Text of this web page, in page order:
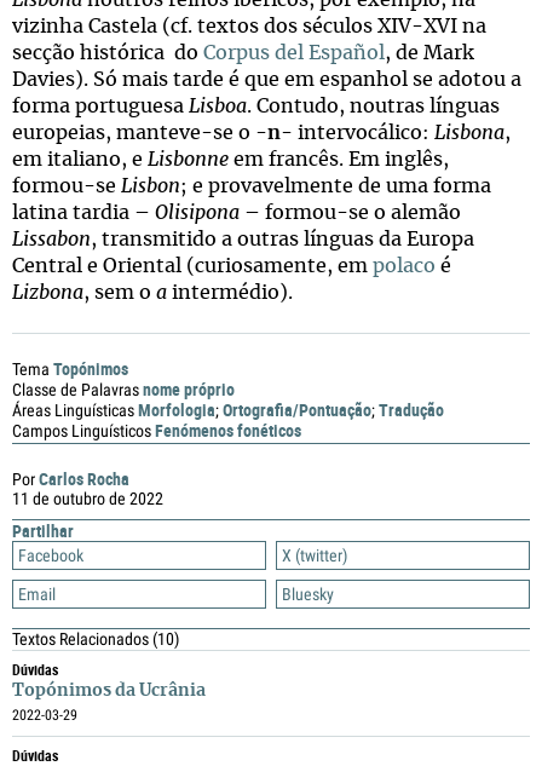
PorCarlos Rocha
11 de outubro de 2022
Partilhar
Facebook
X (twitter)
Email
Bluesky
Textos Relacionados(10)
Dúvidas
Topónimos da Ucrânia
2022-03-29
Dúvidas
vizinha Castela (cf. textos dos séculos XIV-XVI na
secção histórica do Corpus del Español , de Mark
Davies). Só mais tarde é que em espanhol se adotou a
forma portuguesa Lisboa. Contudo, noutras línguas
europeias, manteve-se o -n- intervocálico: Lisbona,
em italiano, e Lisbonne em francês. Em inglês,
formou-se Lisbon; e provavelmente de uma forma
latina tardia – Olisipona – formou-se o alemão
Lissabon, transmitido a outras línguas da Europa
Central e Oriental (curiosamente, em polaco é
Lizbona, sem o a intermédio).
Tema Topónimos
Classe de Palavrasnome próprio
Áreas LinguísticasMorfologia;Ortografia/Pontuação;Tradução
Campos LinguísticosFenómenos fonéticos